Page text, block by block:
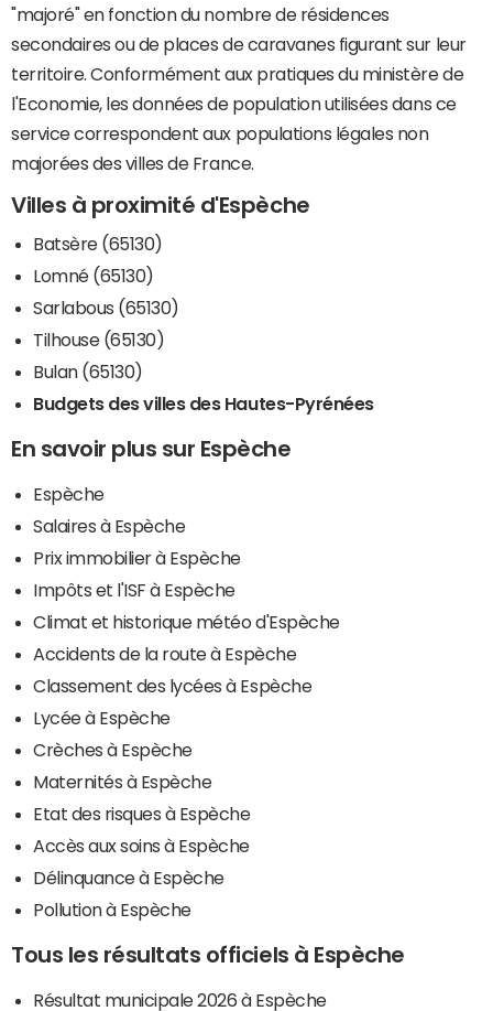
"majoré" en fonction du nombre de résidences
secondaires ou de places de caravanes figurant sur leur
territoire. Conformément aux pratiques du ministère de
l'Economie, les données de population utilisées dans ce
service correspondent aux populations légales non
majorées des villes de France.
Villes à proximité d'Espèche
Batsère (65130)
Lomné (65130)
Sarlabous (65130)
Tilhouse (65130)
Bulan (65130)
Budgets des villes des Hautes-Pyrénées
En savoir plus sur Espèche
Espèche
Salaires à Espèche
Prix immobilier à Espèche
Impôts et l'ISF à Espèche
Climat et historique météo d'Espèche
Accidents de la route à Espèche
Classement des lycées à Espèche
Lycée à Espèche
Crèches à Espèche
Maternités à Espèche
Etat des risques à Espèche
Accès aux soins à Espèche
Délinquance à Espèche
Pollution à Espèche
Tous les résultats officiels à Espèche
Résultat municipale 2026 à Espèche